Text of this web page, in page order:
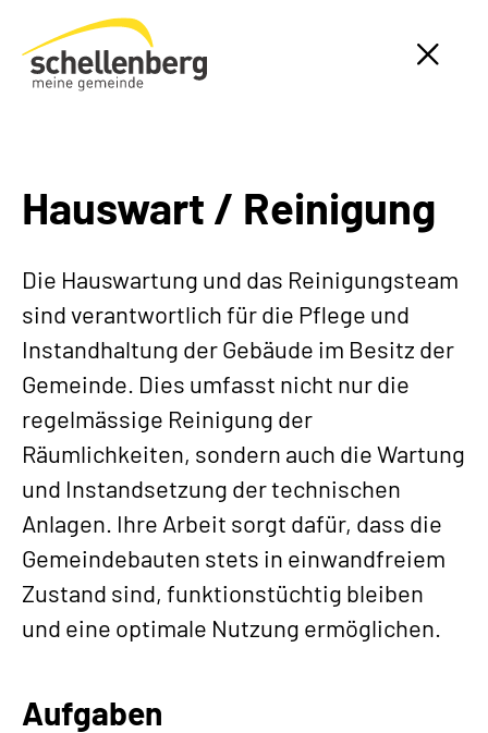
Gemeinde Schellenberg Startseite
Hauswart / Reinigung
Die Hauswartung und das Reinigungsteam
sind verantwortlich für die Pflege und
Instandhaltung der Gebäude im Besitz der
Gemeinde. Dies umfasst nicht nur die
regelmässige Reinigung der
Räumlichkeiten, sondern auch die Wartung
und Instandsetzung der technischen
Anlagen. Ihre Arbeit sorgt dafür, dass die
Gemeindebauten stets in einwandfreiem
Zustand sind, funktionstüchtig bleiben
und eine optimale Nutzung ermöglichen.
Aufgaben